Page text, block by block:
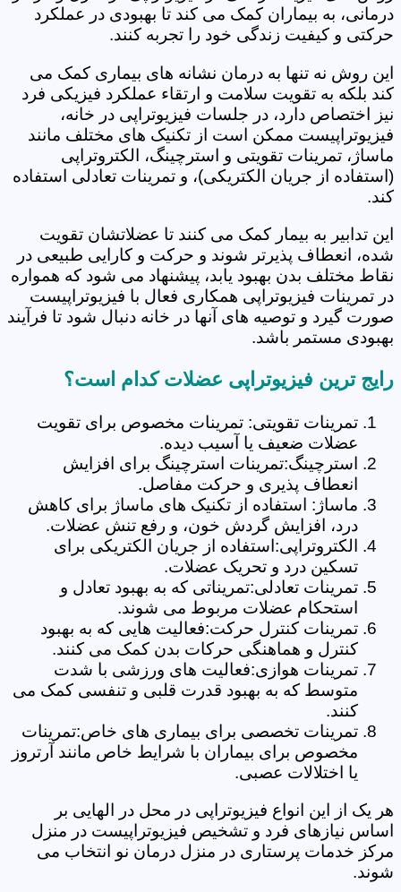
درمانی، به بیماران کمک می کند تا بهبودی در عملکرد
حرکتی و کیفیت زندگی خود را تجربه کنند.
این روش نه تنها به درمان نشانه های بیماری کمک می
کند بلکه به تقویت سلامت و ارتقاء عملکرد فیزیکی فرد
نیز اختصاص دارد، در جلسات فیزیوتراپی در خانه،
فیزیوتراپیست ممکن است از تکنیک های مختلف مانند
ماساژ، تمرینات تقویتی و استرچینگ، الکتروتراپی
(استفاده از جریان الکتریکی)، و تمرینات تعادلی استفاده
کند.
این تدابیر به بیمار کمک می کنند تا عضلاتشان تقویت
شده، انعطاف پذیرتر شوند و حرکت و کارایی طبیعی در
نقاط مختلف بدن بهبود یابد، پیشنهاد می شود که همواره
در تمرینات فیزیوتراپی همکاری فعال با فیزیوتراپیست
صورت گیرد و توصیه های آنها در خانه دنبال شود تا فرآیند
بهبودی مستمر باشد.
رایج ترین فیزیوتراپی عضلات کدام است؟
تمرینات تقویتی: تمرینات مخصوص برای تقویت
عضلات ضعیف یا آسیب دیده.
استرچینگ:تمرینات استرچینگ برای افزایش
انعطاف پذیری و حرکت مفاصل.
ماساژ: استفاده از تکنیک های ماساژ برای کاهش
درد، افزایش گردش خون، و رفع تنش عضلات.
الکتروتراپی:استفاده از جریان الکتریکی برای
تسکین درد و تحریک عضلات.
تمرینات تعادلی:تمریناتی که به بهبود تعادل و
استحکام عضلات مربوط می شوند.
تمرینات کنترل حرکت:فعالیت هایی که به بهبود
کنترل و هماهنگی حرکات بدن کمک می کنند.
تمرینات هوازی:فعالیت های ورزشی با شدت
متوسط که به بهبود قدرت قلبی و تنفسی کمک می
کنند.
تمرینات تخصصی برای بیماری های خاص:تمرینات
مخصوص برای بیماران با شرایط خاص مانند آرتروز
یا اختلالات عصبی.
هر یک از این انواع فیزیوتراپی در محل در الهایی بر
اساس نیازهای فرد و تشخیص فیزیوتراپیست در منزل
مرکز خدمات پرستاری در منزل درمان نو انتخاب می
شوند.